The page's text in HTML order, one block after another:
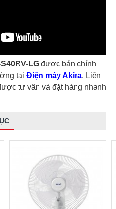
LG được bán chính
tại Điện máy Akira. Liên
tư vấn và đặt hàng nhanh